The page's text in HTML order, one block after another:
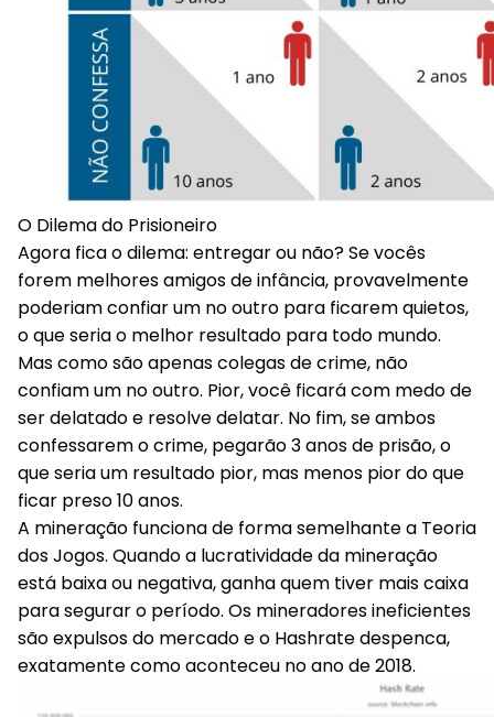
O Dilema do Prisioneiro
Agora fica o dilema: entregar ou não?Se vocês
forem melhores amigos de infância, provavelmente
poderiam confiar um no outro para ficarem quietos,
o que seria o melhor resultado para todo mundo.
Mas como são apenas colegas de crime, não
confiam um no outro. Pior, você ficará com medo de
ser delatado e resolve delatar. No fim, se ambos
confessarem o crime, pegarão 3 anos de prisão, o
que seria um resultado pior, mas menos pior do que
ficar preso 10 anos.
A mineração funciona de forma semelhante a Teoria
dos Jogos. Quando a lucratividade da mineração
está baixa ou negativa, ganha quem tiver mais caixa
para segurar o período. Os mineradores ineficientes
são expulsos do mercado e o Hashrate despenca,
exatamente como aconteceu no ano de 2018.